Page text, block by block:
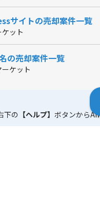
サイトの売却案件一覧
ット
の売却案件一覧
ーケット
下の 【ヘルプ】 ボタンからAI